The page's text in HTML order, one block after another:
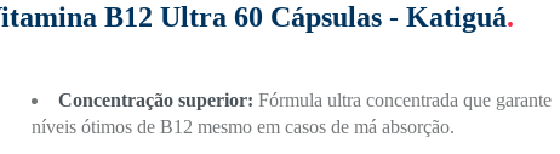
B12 Ultra 60 Cápsulas - Katiguá.
Concentração superior: Fórmula ultra concentrada que garante
níveis ótimos de B12 mesmo em casos de má absorção.